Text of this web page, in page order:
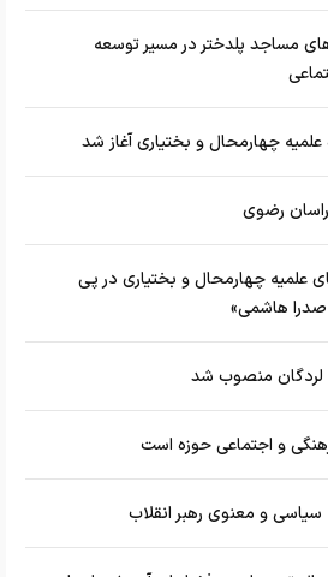
مساجد پلدختر در مسیر توسعه
چهارمحال و بختیاری آغاز شد
رضوی
علمیه چهارمحال و بختیاری در پی
هاشمی»
لردگان منصوب شد
و اجتماعی حوزه است
سیاسی و معنوی رهبر انقلاب